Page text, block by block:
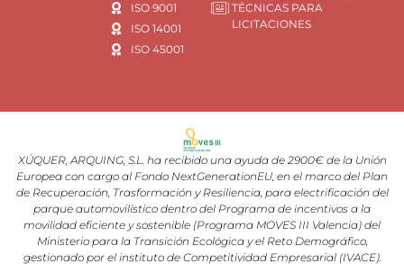
ISO 9001
ISO 14001
ISO 45001
TÉCNICAS PARA
LICITACIONES
XÚQUER, ARQUING, S.L. ha recibido una ayuda de 2900€ de la Unión
Europea con cargo al Fondo NextGenerationEU, en el marco del Plan
de Recuperación, Trasformación y Resiliencia, para electrificación del
parque automovilístico dentro del Programa de incentivos a la
movilidad eficiente y sostenible (Programa MOVES III Valencia) del
Ministerio para la Transición Ecológica y el Reto Demográfico,
gestionado por el instituto de Competitividad Empresarial (IVACE).